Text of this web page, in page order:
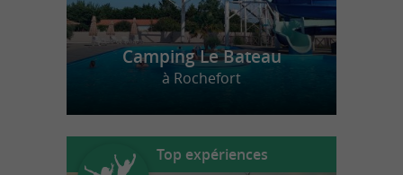
Camping Le Bateau
à Rochefort
Top expériences